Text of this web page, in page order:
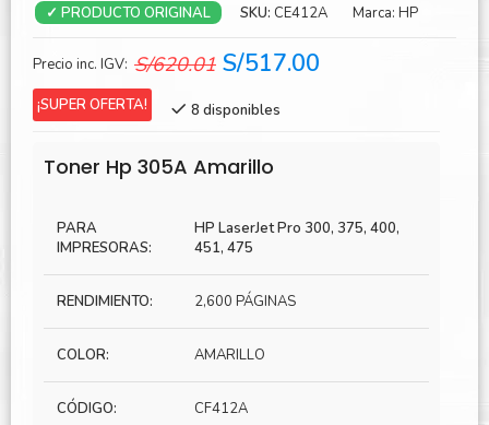
✓ PRODUCTO ORIGINAL SKU: CE412A Marca: HP
Precio inc. IGV: S/620.01 El
original
S/620.01.
S/517.00
¡SUPER OFERTA! 8 disponibles
Toner Hp 305A Amarillo
PARA
IMPRESORAS:
HP LaserJet Pro 300, 375, 400,
451, 475
RENDIMIENTO: 2,600 PÁGINAS
COLOR: AMARILLO
CÓDIGO: CF412A